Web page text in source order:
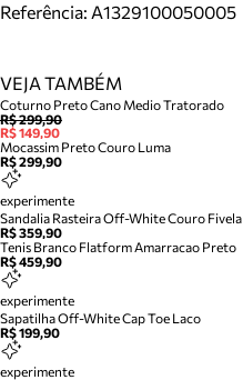
Referência: A1329100050005
VEJA TAMBÉM
Coturno Preto Cano Medio Tratorado
R$ 299,90
R$ 149,90
Mocassim Preto Couro Luma
R$ 299,90
experimente
Sandalia Rasteira Off-White Couro Fivela
R$ 359,90
Tenis Branco Flatform Amarracao Preto
R$ 459,90
experimente
Sapatilha Off-White Cap Toe Laco
R$ 199,90
experimente